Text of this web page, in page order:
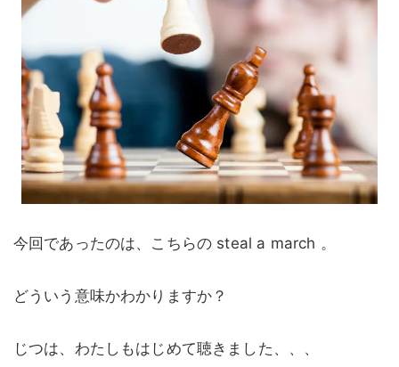
今回であったのは、こちらの steal a march 。
どういう意味かわかりますか？
じつは、わたしもはじめて聴きました、、、